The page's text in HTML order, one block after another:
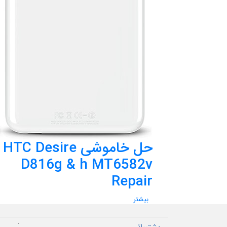
حل خاموشی HTC Desire
D816g & h MT6582v
Repair
بیشتر
.